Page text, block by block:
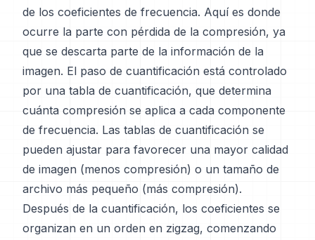
de los coeficientes de frecuencia. Aquí es donde
ocurre la parte con pérdida de la compresión, ya
que se descarta parte de la información de la
imagen. El paso de cuantificación está controlado
por una tabla de cuantificación, que determina
cuánta compresión se aplica a cada componente
de frecuencia. Las tablas de cuantificación se
pueden ajustar para favorecer una mayor calidad
de imagen (menos compresión) o un tamaño de
archivo más pequeño (más compresión).
Después de la cuantificación, los coeficientes se
organizan en un orden en zigzag, comenzando